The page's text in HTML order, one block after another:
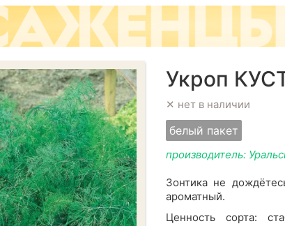
Укроп
✕ нет в наличии
белый пакет
производитель:
Зонтика не
ароматный.
Ценность сорта: